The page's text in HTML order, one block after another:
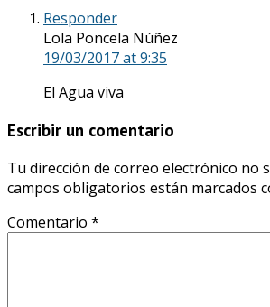
Responder
Lola Poncela Núñez
19/03/2017at 9:35
El Agua viva
Escribir un comentario
Tu dirección de correo electrónico no
campos obligatorios están marcados
Comentario *